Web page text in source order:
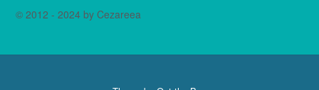
© 2012 - 2024 by Cezareea